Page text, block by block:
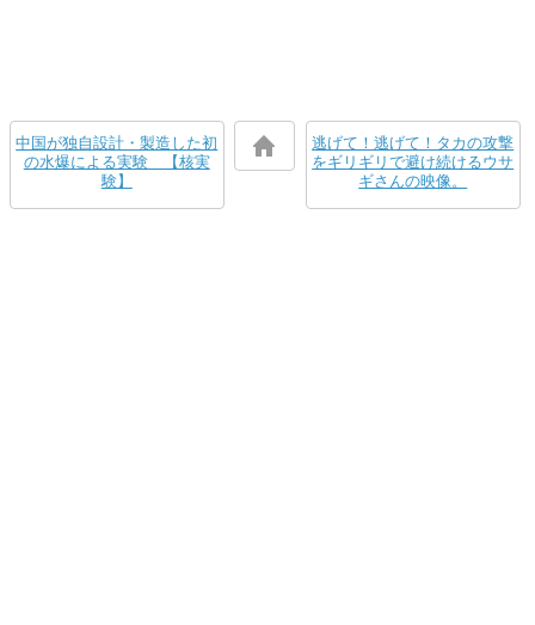
中国が独自設計・製造した初
の水爆による実験 【核実
験】
逃げて！逃げて！タカの攻撃
をギリギリで避け続けるウサ
ギさんの映像。